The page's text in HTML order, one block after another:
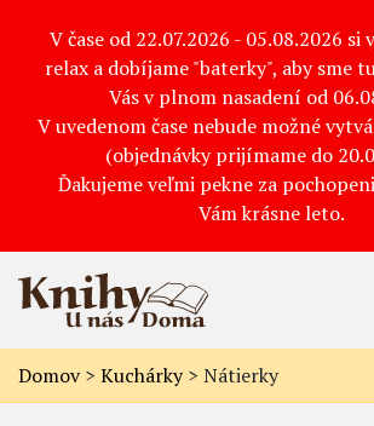
V čase od 22.07.2026 - 05.08.2026 si
relax a dobíjame "baterky", aby sme
Vás v plnom nasadení od
V uvedenom čase nebude možné
(objednávky prijímame do
Ďakujeme veľmi pekne za
Vám krásne leto.
Domov> Kuchárky> Nátierky